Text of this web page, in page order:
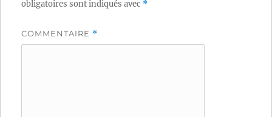
obligatoires sont indiqués avec *
COMMENTAIRE *